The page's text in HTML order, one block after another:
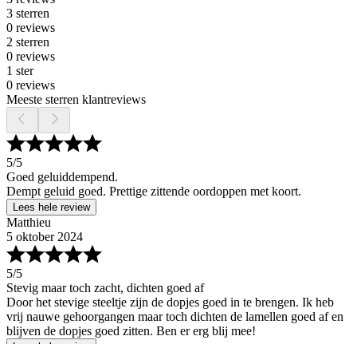
3 sterren
0 reviews
2 sterren
0 reviews
1 ster
0 reviews
Meeste sterren klantreviews
5/5
Goed geluiddempend.
Dempt geluid goed. Prettige zittende oordoppen met koort.
Lees hele review
Matthieu
5 oktober 2024
5/5
Stevig maar toch zacht, dichten goed af
Door het stevige steeltje zijn de dopjes goed in te brengen. Ik heb
vrij nauwe gehoorgangen maar toch dichten de lamellen goed af en
blijven de dopjes goed zitten. Ben er erg blij mee!